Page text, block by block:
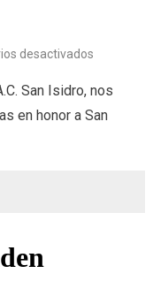
desactivadosen
San
Isidro
San Isidro, nos
en honor a San